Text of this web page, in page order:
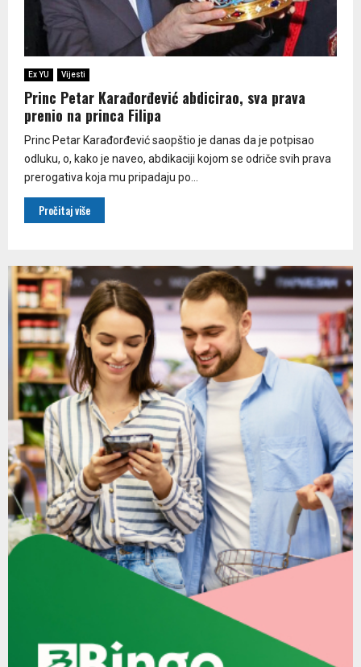
Ex YU Vijesti
Princ Petar Karađorđević abdicirao, sva prava
prenio na princa Filipa
Princ Petar Karađorđević saopštio je danas da je potpisao
odluku, o, kako je naveo, abdikaciji kojom se odriče svih prava
prerogativa koja mu pripadaju po...
Pročitaj više